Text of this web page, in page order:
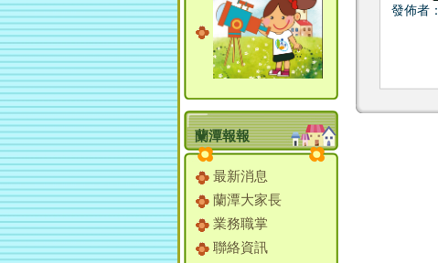
蘭潭報報
最新消息
蘭潭大家長
業務職掌
聯絡資訊
發佈者：